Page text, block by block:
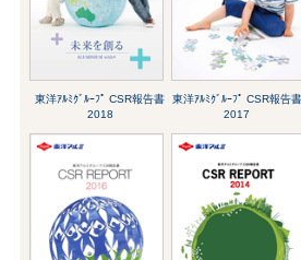
東洋ｱﾙﾐｸﾞﾙｰﾌﾟ CSR報告書
2018
東洋ｱﾙﾐｸﾞﾙｰﾌﾟ CSR報告書
2017